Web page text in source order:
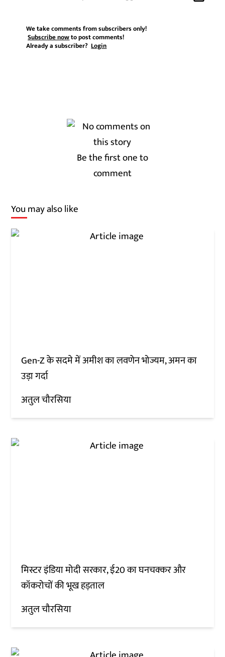
We take comments from subscribers only!
Subscribe nowto post comments!
Already a subscriber?Login
Be the first one to
comment
You may also like
Gen-Z के सदमे में अमीश का लवणेन भोज्यम, अमन का
उड़ा गर्दा
अतुल चौरसिया
मिस्टर इंडिया मोदी सरकार, ई20 का घनचक्कर और
कॉकरोचों की भूख हड़ताल
अतुल चौरसिया